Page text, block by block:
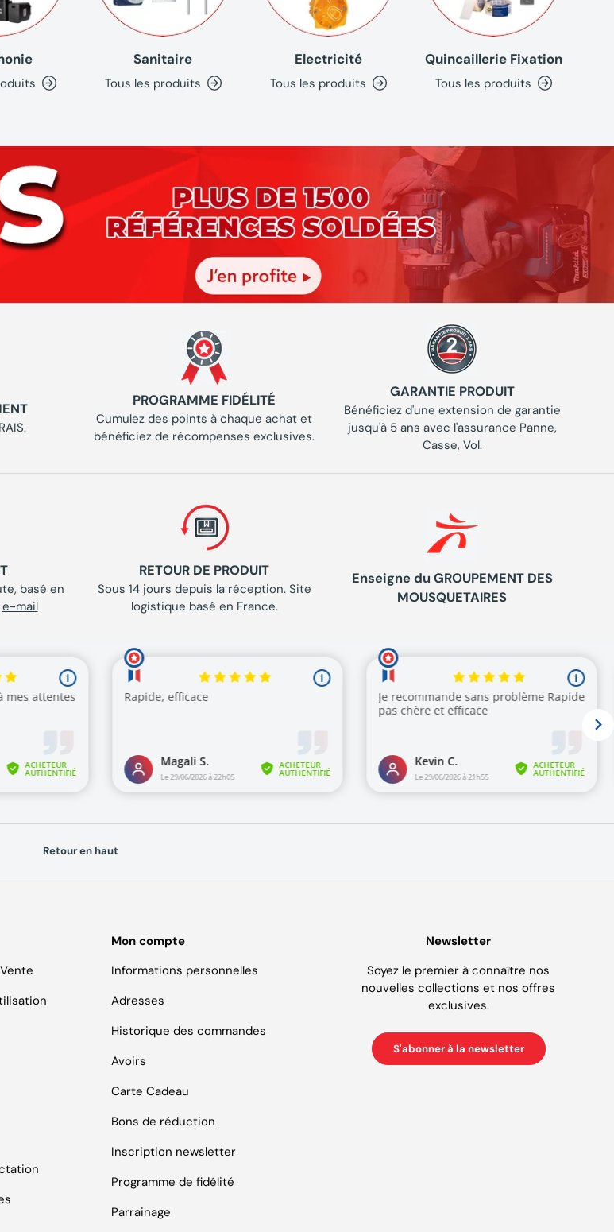
Sanitaire
Tous les produits
Electricité
Tous les produits
Quincaillerie Fixation
Tous les produits
PROGRAMME FIDÉLITÉ
Cumulez des points à chaque achat et
bénéficiez de récompenses exclusives.
GARANTIE PRODUIT
Bénéficiez d'une extension de garantie
jusqu'à 5 ans avec l'assurance Panne,
Casse, Vol.
basé en
e-mail
RETOUR DE PRODUIT
Sous 14 jours depuis la réception. Site
logistique basé en France.
Enseigne du GROUPEMENT DES
MOUSQUETAIRES
Retour en haut
Mon compte
Informations personnelles
Adresses
Historique des commandes
Avoirs
Carte Cadeau
Bons de réduction
Inscription newsletter
Programme de fidélité
Parrainage
Newsletter
Soyez le premier à connaître nos
nouvelles collections et nos offres
exclusives.
S'abonner à la newsletter